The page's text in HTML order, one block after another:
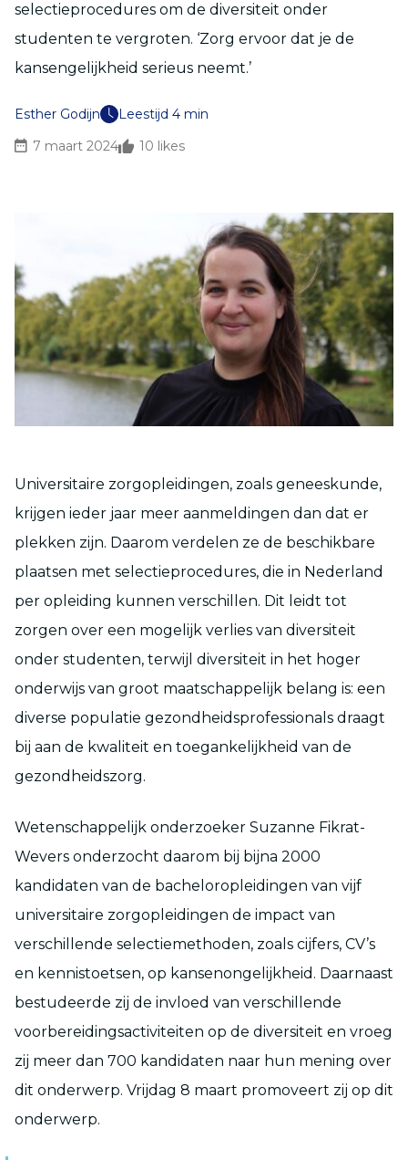
selectieprocedures om de diversiteit onder
studenten te vergroten. ‘Zorg ervoor dat je de
kansengelijkheid serieus neemt.’
Esther Godijn
Leestijd 4 min
7 maart 2024
10 likes
Universitaire zorgopleidingen, zoals geneeskunde,
krijgen ieder jaar meer aanmeldingen dan dat er
plekken zijn. Daarom verdelen ze de beschikbare
plaatsen met selectieprocedures, die in Nederland
per opleiding kunnen verschillen. Dit leidt tot
zorgen over een mogelijk verlies van diversiteit
onder studenten, terwijl diversiteit in het hoger
onderwijs van groot maatschappelijk belang is: een
diverse populatie gezondheidsprofessionals draagt
bij aan de kwaliteit en toegankelijkheid van de
gezondheidszorg.
Wetenschappelijk onderzoeker Suzanne Fikrat-
Wevers onderzocht daarom bij bijna 2000
kandidaten van de bacheloropleidingen van vijf
universitaire zorgopleidingen de impact van
verschillende selectiemethoden, zoals cijfers, CV’s
en kennistoetsen, op kansenongelijkheid. Daarnaast
bestudeerde zij de invloed van verschillende
voorbereidingsactiviteiten op de diversiteit en vroeg
zij meer dan 700 kandidaten naar hun mening over
dit onderwerp. Vrijdag 8 maart promoveert zij op dit
onderwerp.